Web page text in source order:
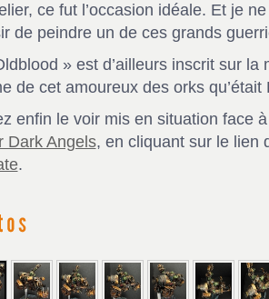
ce fut l’occasion idéale. Et je
de peindre un de ces grands
» est d’ailleurs inscrit sur la
de cet amoureux des orks qu’était
enfin le voir mis en situation face
Dark Angels, en cliquant sur le lien
.